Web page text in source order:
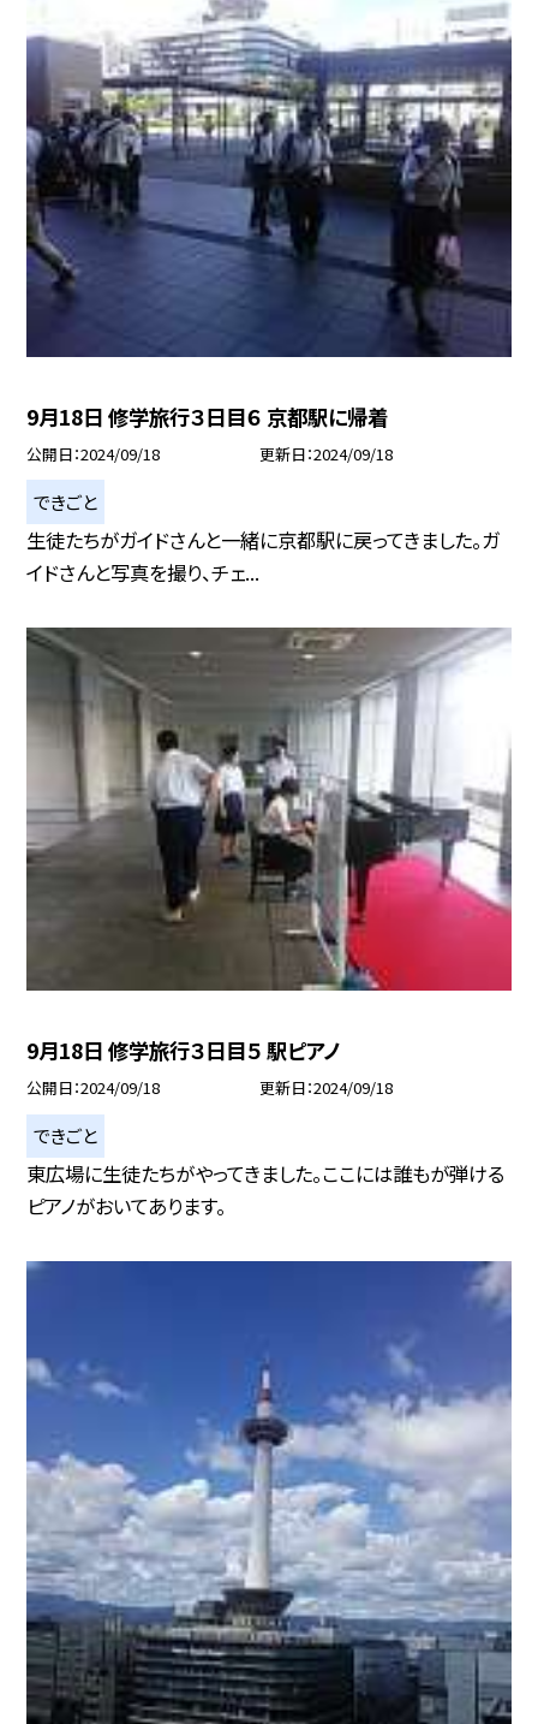
9月18日 修学旅行３日目６ 京都駅に帰着
公開日 2024/09/18 更新日 2024/09/18
できごと
生徒たちがガイドさんと一緒に京都駅に戻ってきました。ガ
イドさんと写真を撮り、チェ...
9月18日 修学旅行３日目５ 駅ピアノ
公開日 2024/09/18 更新日 2024/09/18
できごと
東広場に生徒たちがやってきました。ここには誰もが弾ける
ピアノがおいてあります。